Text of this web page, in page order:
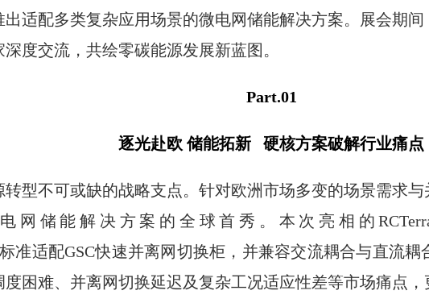
适配多类复杂应用场景的微电网储能解决方案。展会期
度交流，共绘零碳能源发展新蓝图。
Part.01
逐光赴欧 储能拓新 硬核方案破解行业痛点
型不可或缺的战略支点。针对欧洲市场多变的场景需求
储能解决方案的全球首秀。本次亮相的RCTerra
准适配GSC快速并离网切换柜，并兼容交流耦合与直流
困难、并离网切换延迟及复杂工况适应性差等市场痛点